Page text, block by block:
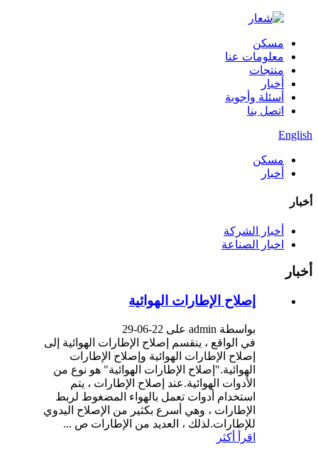
مسكن
معلومات عنا
منتجات
أخبار
أسئلة وأجوبة
اتصل بنا
English
مسكن
أخبار
أخبار
أخبار الشركة
اخبار الصناعة
أخبار
إصلاح الإطارات الهوائية
بواسطة admin على 22-06-29
في الواقع ، ينقسم إصلاح الإطارات الهوائية إلى
إصلاح الإطارات الهوائية وإصلاح الإطارات
الهوائية."إصلاح الإطارات الهوائية" هو نوع من
الأدوات الهوائية.عند إصلاح الإطارات ، يتم
استخدام أدوات تعمل بالهواء المضغوط لربط
الإطارات ، وهي أسرع بكثير من الإصلاح اليدوي
للإطارات.لذلك ، العديد من الإطارات ص ...
اقرأ أكثر